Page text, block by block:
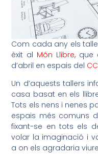
Com cada any els
èxit al Món Llibre, que
d’abril en espais del
Un d’aquests tallers
casa basat en els
Tots els nens i nenes
espais més comuns
fixant-se en tots els
volar la imaginació i
a on els agradaria